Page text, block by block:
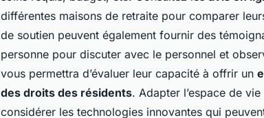
différentes maisons de retraite pour comparer
de soutien peuvent également fournir des
personne pour discuter avec le personnel et
vous permettra d’évaluer leur capacité à offrir un
des droits des résidents. Adapter l’espace de
considérer les technologies innovantes qui